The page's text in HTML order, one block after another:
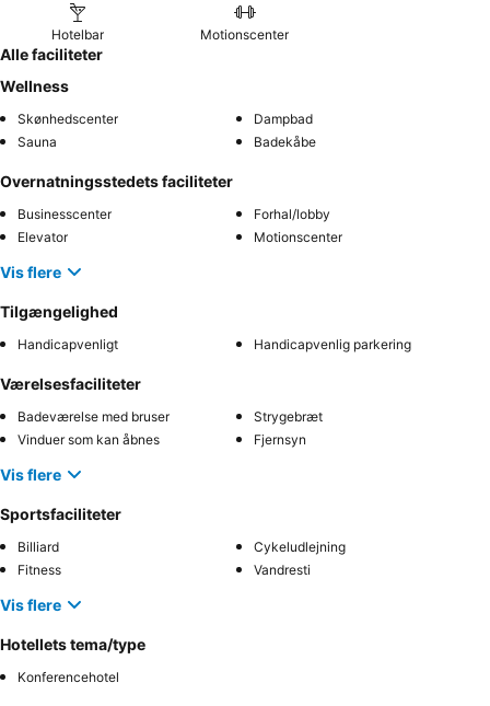
Hotelbar Motionscenter
Alle faciliteter
Wellness
Skønhedscenter
Dampbad
Sauna
Badekåbe
Overnatningsstedets faciliteter
Businesscenter
Forhal/lobby
Elevator
Motionscenter
Vis flere
Tilgængelighed
Handicapvenligt Handicapvenlig parkering
Værelsesfaciliteter
Badeværelse med bruser
Strygebræt
Vinduer som kan åbnes
Fjernsyn
Vis flere
Sportsfaciliteter
Billiard
Cykeludlejning
Fitness
Vandresti
Vis flere
Hotellets tema/type
Konferencehotel